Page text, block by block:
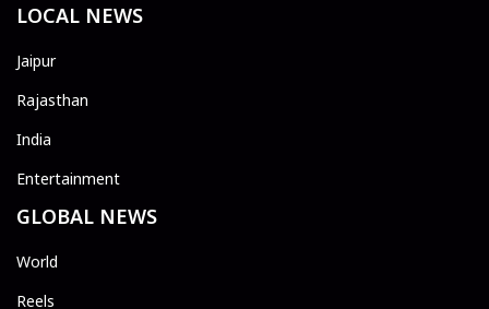
LOCAL NEWS
Jaipur
Rajasthan
India
Entertainment
GLOBAL NEWS
World
Reels